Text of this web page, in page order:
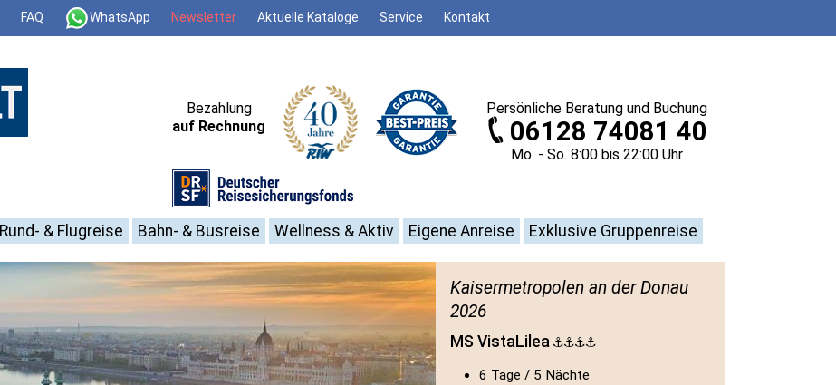
FAQ WhatsApp Newsletter Aktuelle Kataloge Service Kontakt
Persönliche Beratung und Buchung
06128 74081 40
Mo. - So. 8:00 bis 22:00 Uhr
Bezahlung
auf Rechnung
Rund- & Flugreise Bahn- & Busreise Wellness & Aktiv Eigene Anreise Exklusive Gruppenreise
Kaisermetropolen an der Donau
2026
MS VistaLilea
6 Tage / 5 Nächte